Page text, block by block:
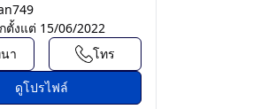
ตั้งแต่ 15/06/2022
า
โทร
ดูโปรไฟล์